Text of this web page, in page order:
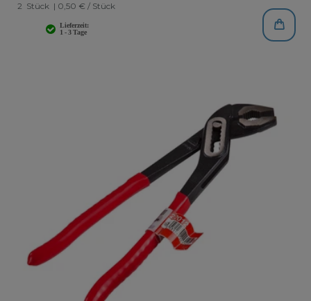
2 Stück | 0,50 € / Stück